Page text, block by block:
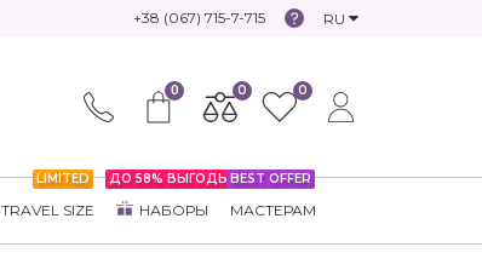
+38 (067) 715-7-715 RU
0 0 0
LIMITED
TRAVEL SIZE
ДО 58% ВЫГОДЫ
НАБОРЫ
BEST OFFER
МАСТЕРАМ